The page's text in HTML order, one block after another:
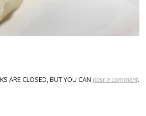
ARE CLOSED, BUT YOU CAN post a comment.